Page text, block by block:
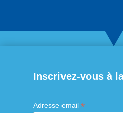
Inscrivez-vous à
Adresse email *